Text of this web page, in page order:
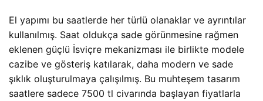
El yapımı bu saatlerde her türlü olanaklar ve ayrıntılar
kullanılmış. Saat oldukça sade görünmesine rağmen
eklenen güçlü İsviçre mekanizması ile birlikte modele
cazibe ve gösteriş katılarak, daha modern ve sade
şıklık oluşturulmaya çalışılmış. Bu muhteşem tasarım
saatlere sadece 7500 tl civarında başlayan fiyatlarla